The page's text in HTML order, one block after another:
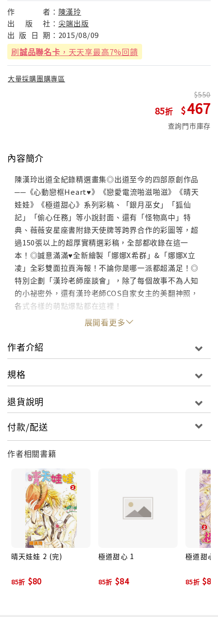
作 者： 陳漢玲
出
版 社： 尖端出版
出 版 日 期： 2015/08/09
刷誠品聯名卡 ，天天享最高7%回饋
大量採購團購專區
85
550
467
查詢門市庫存
內容簡介
陳漢玲出道全紀錄精選畫集◎出道至今的四部原創作品
──《心動戀框Heart♥》《戀愛電流啪滋啪滋》《晴天
娃娃》《極道甜心》系列彩稿、「銀月巫女」「狐仙
記」「偷心任務」等小說封面、還有「怪物高中」特
典、薇薇安星座書附錄天使牌等跨界合作的彩圖等，超
過150張以上的超厚實精選彩稿，全部都收錄在這一
本！◎誠意滿滿♥全新繪製「娜娜X希群」&「娜娜X立
凌」全彩雙面拉頁海報！不論你是哪一派都超滿足！◎
特別企劃「漢玲老師座談會」，除了每個故事不為人知
的小祕密外，還有漢玲老師COS自家女主的美翻神照，
各式各樣的萌點爆點都在這裡！
展開看更多
作者介紹
規格
退貨說明
付款/配送
作者相關書籍
晴天娃娃 2 (完)
85折 $80
極道甜心 1
85折 $84
極道甜心
85折 $84